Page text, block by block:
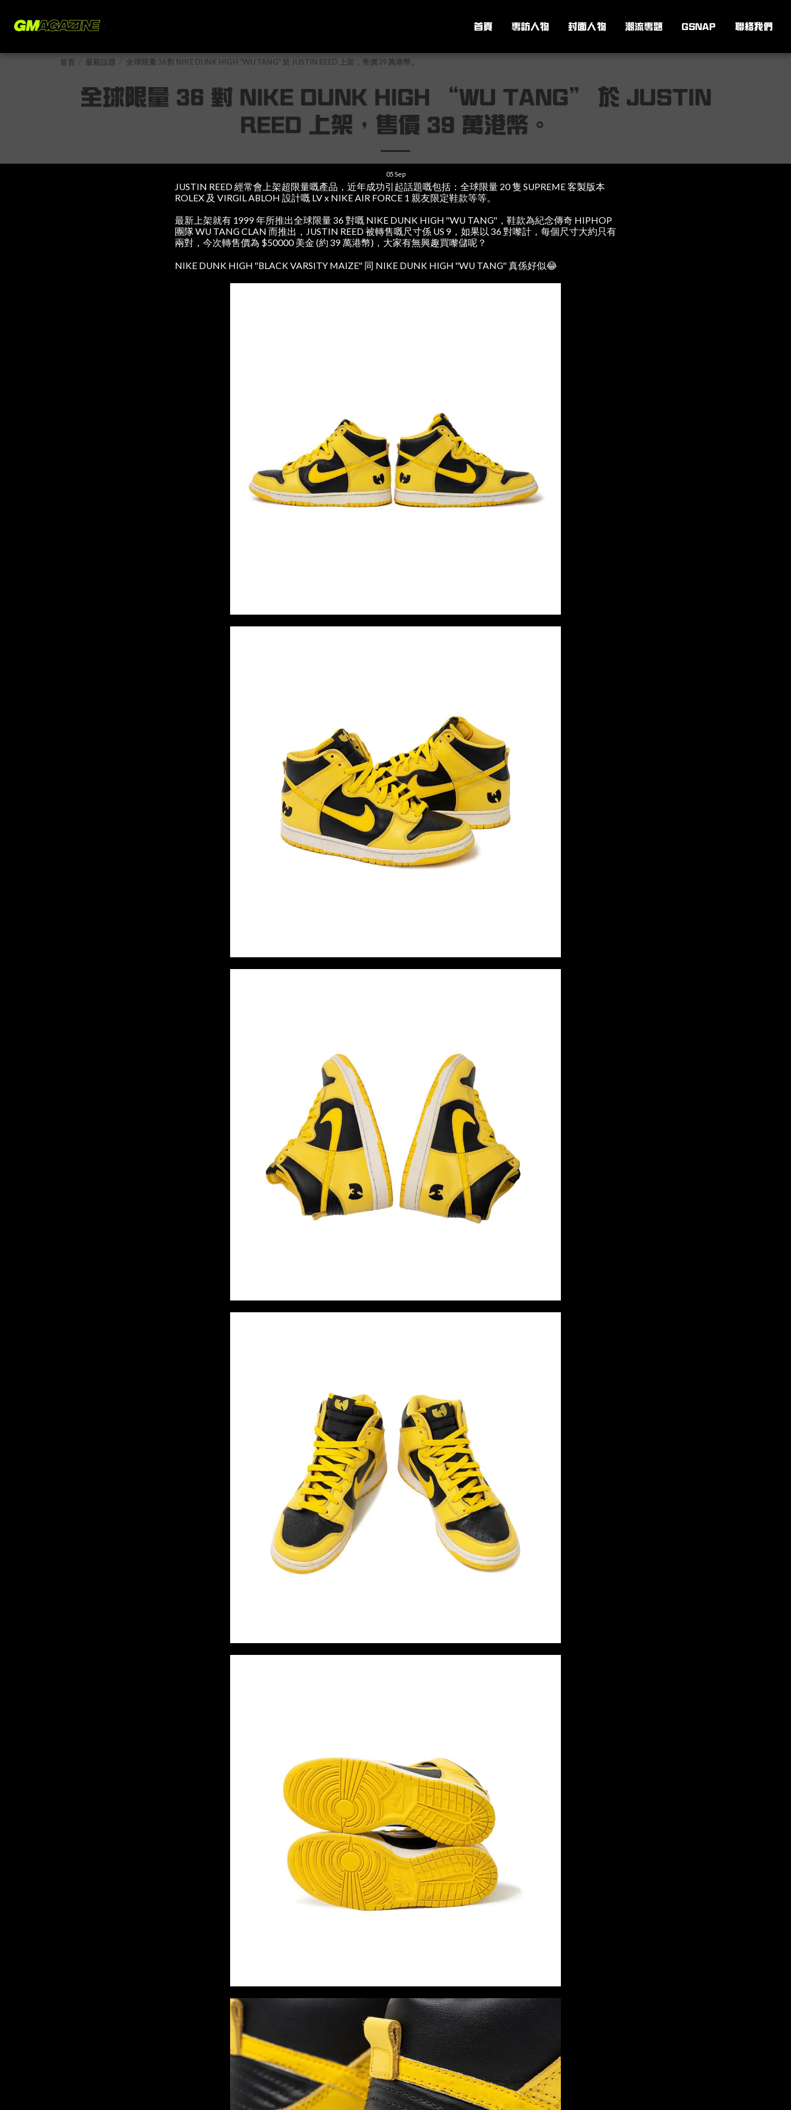
首頁 專訪人物 封面人物 潮流專題 GSNAP 聯絡我們
首頁 最新話題 全球限量 36 對 NIKE DUNK HIGH “WU TANG” 於 JUSTIN REED 上架，售價 39 萬港幣。
全球限量 36 對 NIKE DUNK HIGH “WU TANG” 於 JUSTIN
REED 上架，售價 39 萬港幣。
05Sep
JUSTIN REED 經常會上架超限量嘅產品，近年成功引起話題嘅包括：全球限量 20 隻 SUPREME 客製版本
ROLEX 及 VIRGIL ABLOH 設計嘅 LV x NIKE AIR FORCE 1 親友限定鞋款等等。
最新上架就有 1999 年所推出全球限量 36 對嘅 NIKE DUNK HIGH "WU TANG"，鞋款為紀念傳奇 HIPHOP
團隊 WU TANG CLAN 而推出，JUSTIN REED 被轉售嘅尺寸係 US 9，如果以 36 對嚟計，每個尺寸大約只有
兩對，今次轉售價為 $50000 美金 (約 39 萬港幣)，大家有無興趣買嚟儲呢？
NIKE DUNK HIGH "BLACK VARSITY MAIZE" 同 NIKE DUNK HIGH "WU TANG" 真係好似😂